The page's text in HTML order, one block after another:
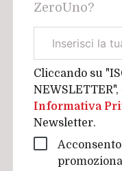
ZeroUno?
aziendale
Cliccando su
Informativa
Newsletter.